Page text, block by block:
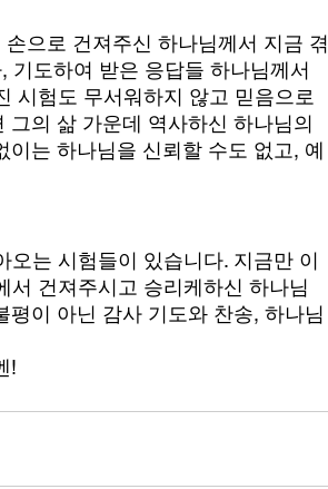
으로 건져주신 하나님께서 지금 겪
기도하여 받은 응답들 하나님께서
시험도 무서워하지 않고 믿음으로
의 삶 가운데 역사하신 하나님의
는 하나님을 신뢰할 수도 없고, 예
는 시험들이 있습니다. 지금만 이
건져주시고 승리케하신 하나님
이 아닌 감사 기도와 찬송, 하나님
!